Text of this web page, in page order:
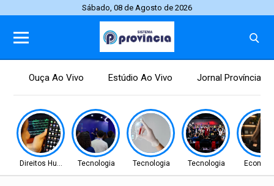
Sábado, 08 de Agosto de 2026
Ouça Ao Vivo Estúdio Ao Vivo Jornal Província
Direitos HumanosTecnologia Tecnologia Tecnologia